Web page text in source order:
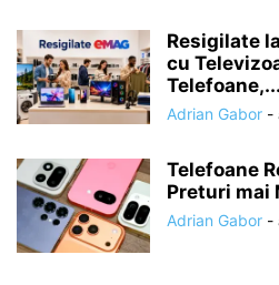
Resigilate
cu
Telefoane,...
Adrian Gabor -
Telefoane
Preturi mai
Adrian Gabor -